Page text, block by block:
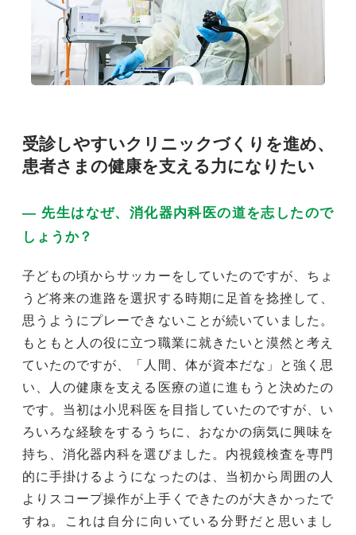
受診しやすいクリニックづくりを進め、
患者さまの健康を支える力になりたい
― 先生はなぜ、消化器内科医の道を志したので
しょうか？
子どもの頃からサッカーをしていたのですが、ちょ
うど将来の進路を選択する時期に足首を捻挫して、
思うようにプレーできないことが続いていました。
もともと人の役に立つ職業に就きたいと漠然と考え
ていたのですが、「人間、体が資本だな」と強く思
い、人の健康を支える医療の道に進もうと決めたの
です。当初は小児科医を目指していたのですが、い
ろいろな経験をするうちに、おなかの病気に興味を
持ち、消化器内科を選びました。内視鏡検査を専門
的に手掛けるようになったのは、当初から周囲の人
よりスコープ操作が上手くできたのが大きかったで
すね。これは自分に向いている分野だと思いまし